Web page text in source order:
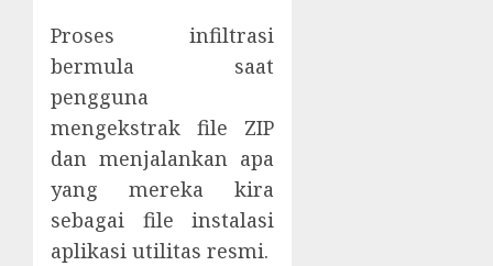
Proses infiltrasi
bermula saat
pengguna
mengekstrak file ZIP
dan menjalankan apa
yang mereka kira
sebagai file instalasi
aplikasi utilitas resmi.